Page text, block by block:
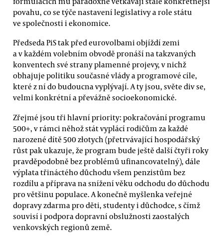
povahu, co se týče nastavení legislativy a role státu
ve společnosti i ekonomice.
Předseda PiS tak před eurovolbami objíždí zemi
a v každém volebním obvodě pronáší na takzvaných
konventech své strany plamenné projevy, v nichž
obhajuje politiku současné vlády a programové cíle,
které z ní do budoucna vyplývají. A ty jsou, světe div se,
velmi konkrétní a převážně socioekonomické.
Zřejmé jsou tři hlavní priority: pokračování programu
500+, v rámci něhož stát vyplácí rodičům za každé
narozené dítě 500 złotych (přetrvávající hospodářský
růst pak ukazuje, že program bude ještě další čtyři roky
pravděpodobně bez problémů ufinancovatelný), dále
výplata třináctého důchodu všem penzistům bez
rozdílu a příprava na snížení věku odchodu do důchodu
pro většinu populace. A konečně myšlenka veřejné
dopravy zdarma pro děti, studenty i důchodce, s čímž
souvisí i podpora dopravní obslužnosti zaostalých
venkovských regionů země.